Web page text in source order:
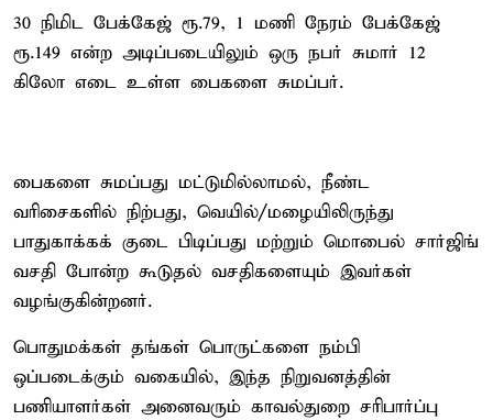
30 நிமிட பேக்கேஜ் ரூ.79, 1 மணி நேரம் பேக்கேஜ்
ரூ.149 என்ற அடிப்படையிலும் ஒரு நபர் சுமார் 12
கிலோ எடை உள்ள பைகளை சுமப்பர்.
பைகளை சுமப்பது மட்டுமில்லாமல், நீண்ட
வரிசைகளில் நிற்பது, வெயில்/மழையிலிருந்து
பாதுகாக்கக் குடை பிடிப்பது மற்றும் மொபைல் சார்ஜிங்
வசதி போன்ற கூடுதல் வசதிகளையும் இவர்கள்
வழங்குகின்றனர்.
பொதுமக்கள் தங்கள் பொருட்களை நம்பி
ஒப்படைக்கும் வகையில், இந்த நிறுவனத்தின்
பணியாளர்கள் அனைவரும் காவல்துறை சரிபார்ப்பு